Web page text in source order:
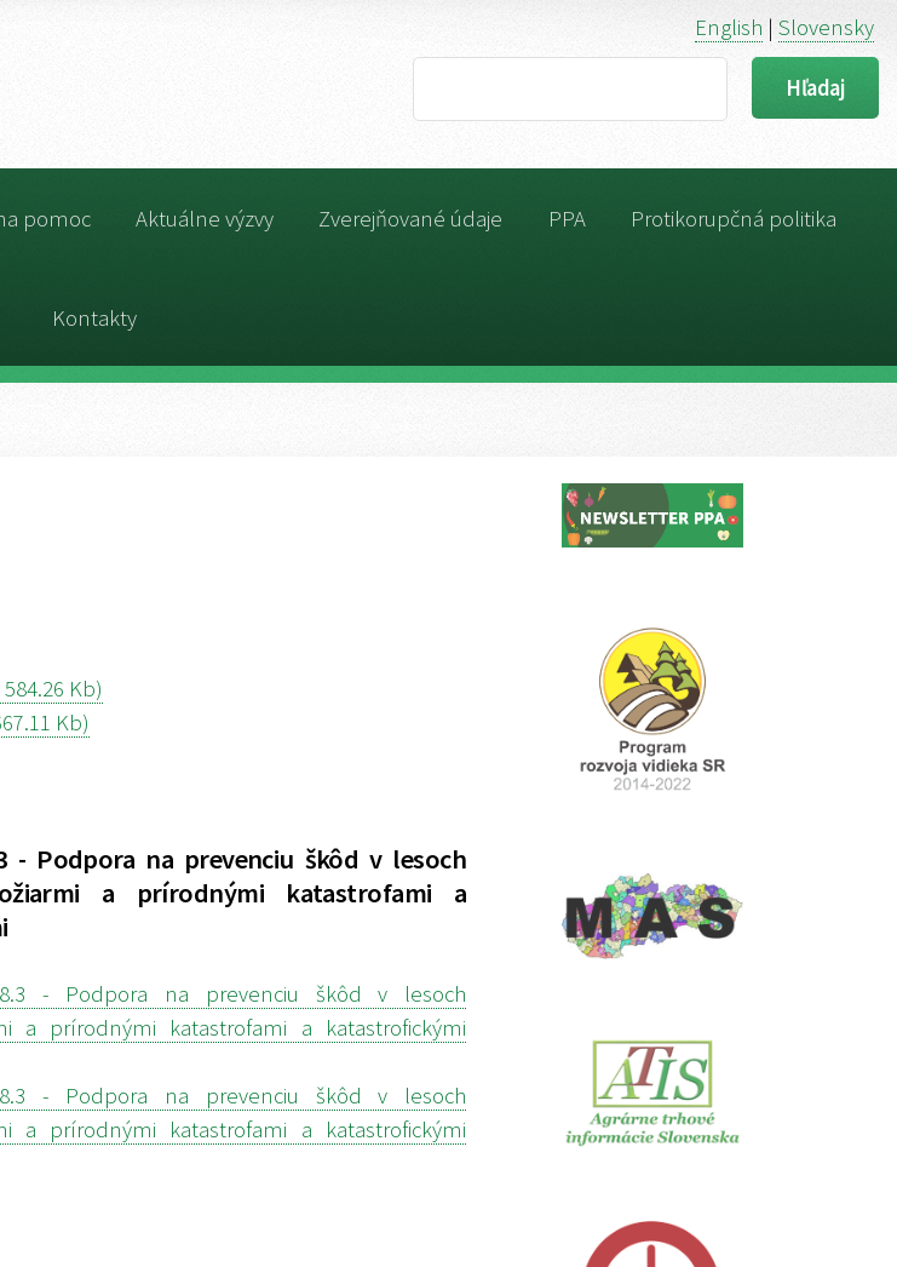
English |Slovensky
pomoc Aktuálne výzvy Zverejňované údaje PPA Protikorupčná politika
Kontakty
Kb)
Kb)
- Podpora na prevenciu škôd v lesoch
a prírodnými katastrofami a
- Podpora na prevenciu škôd v lesoch
a prírodnými katastrofami a katastrofickými
- Podpora na prevenciu škôd v lesoch
a prírodnými katastrofami a katastrofickými